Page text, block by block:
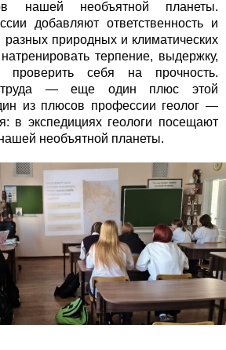
нашей необъятной планеты.
добавляют ответственность и
природных и климатических
терпение, выдержку,
проверить себя на прочность.
труда — еще один плюс этой
из плюсов профессии геолог —
в экспедициях геологи посещают
необъятной планеты.